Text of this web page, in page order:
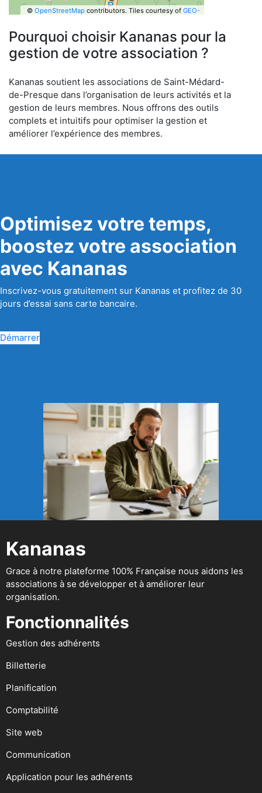
© OpenStreetMapcontributors. Tiles courtesy of GEO-
Pourquoi choisir Kananas pour la
gestion de votre association ?
Kananas soutient les associations de Saint-Médard-
de-Presque dans l’organisation de leurs activités et la
gestion de leurs membres. Nous offrons des outils
complets et intuitifs pour optimiser la gestion et
améliorer l’expérience des membres.
Optimisez votre temps,
boostez votre association
avec Kananas
Inscrivez-vous gratuitement sur Kananas et profitez de 30
jours d’essai sans carte bancaire.
Démarrer
Kananas
Grace à notre plateforme 100% Française nous aidons les
associations à se développer et à améliorer leur
organisation.
Fonctionnalités
Gestion des adhérents
Billetterie
Planification
Comptabilité
Site web
Communication
Application pour les adhérents